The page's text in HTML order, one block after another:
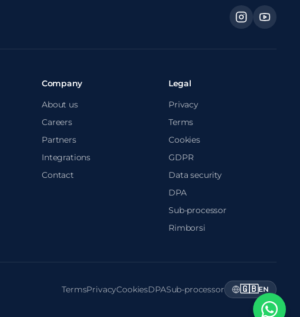
Company
About us
Careers
Partners
Integrations
Contact
Legal
Privacy
Terms
Cookies
GDPR
Data security
DPA
Sub-processor
Rimborsi
TermsPrivacyCookiesDPASub-processor 🇬🇧EN